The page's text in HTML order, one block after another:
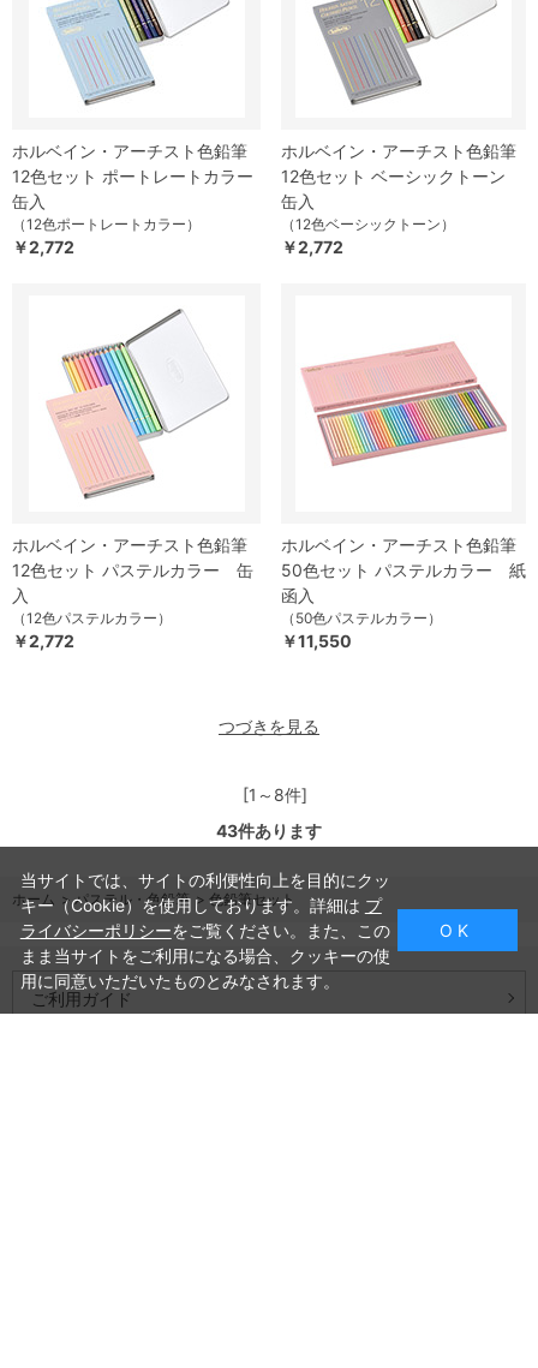
ホルベイン・アーチスト色鉛筆
12色セット ポートレートカラー
缶入
（12色ポートレートカラー）
￥2,772
ホルベイン・アーチスト色鉛筆
12色セット ベーシックトーン
缶入
（12色ベーシックトーン）
￥2,772
ホルベイン・アーチスト色鉛筆
12色セット パステルカラー 缶
入
（12色パステルカラー）
￥2,772
ホルベイン・アーチスト色鉛筆
50色セット パステルカラー 紙
函入
（50色パステルカラー）
￥11,550
つづきを見る
[1～8件]
43件あります
ホーム >パステル・色鉛筆 > 色鉛筆セット
ご利用ガイド
当サイトでは、サイトの利便性向上を目的にクッ
キー（Cookie）を使用しております。詳細は プ
ライバシーポリシーをご覧ください。また、この
まま当サイトをご利用になる場合、クッキーの使
用に同意いただいたものとみなされます。
O K